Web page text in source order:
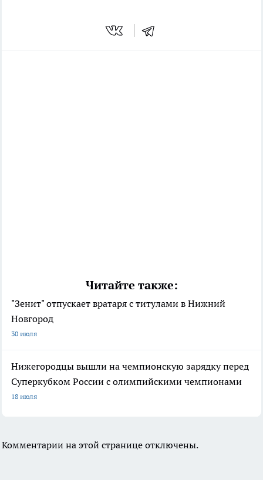
Читайте также:
"Зенит" отпускает вратаря с титулами в Нижний
Новгород
30 июля
Нижегородцы вышли на чемпионскую зарядку перед
Суперкубком России с олимпийскими чемпионами
18 июля
Комментарии на этой странице отключены.